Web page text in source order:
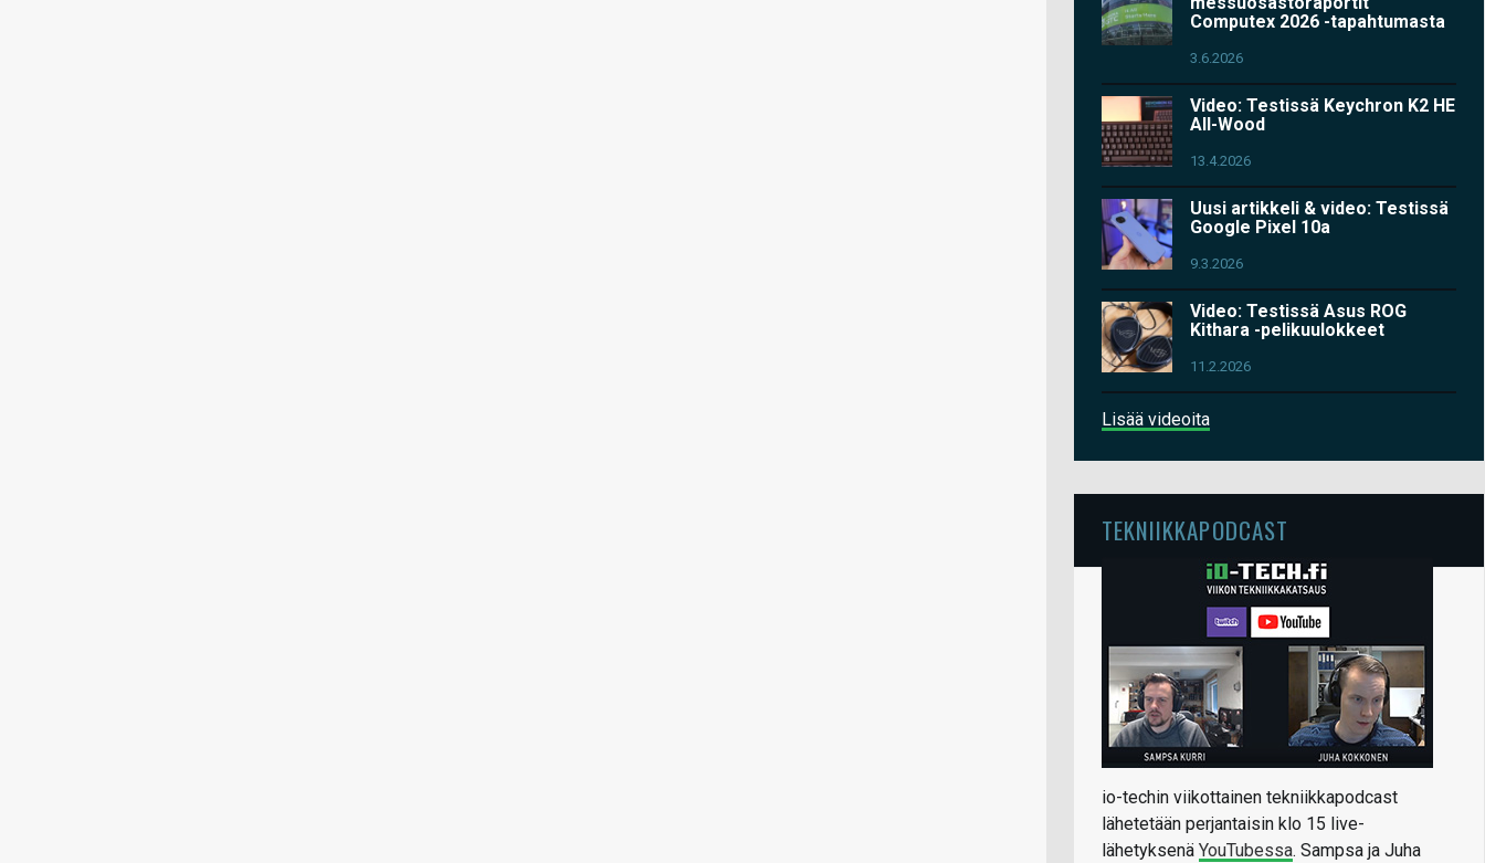
Computex 2026 -tapahtumasta
3.6.2026
Video: Testissä Keychron K2 HE
All-Wood
13.4.2026
Uusi artikkeli & video: Testissä
Google Pixel 10a
9.3.2026
Video: Testissä Asus ROG
Kithara -pelikuulokkeet
11.2.2026
Lisää videoita
TEKNIIKKAPODCAST
io-techin viikottainen tekniikkapodcast
lähetetään perjantaisin klo 15 live-
lähetyksenä YouTubessa. Sampsa ja Juha